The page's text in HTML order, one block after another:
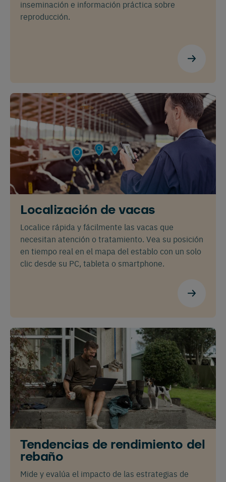
inseminación e información práctica sobre
reproducción.
Localización de vacas
Localice rápida y fácilmente las vacas que
necesitan atención o tratamiento. Vea su posición
en tiempo real en el mapa del establo con un solo
clic desde su PC, tableta o smartphone.
Tendencias de rendimiento del
rebaño
Mide y evalúa el impacto de las estrategias de